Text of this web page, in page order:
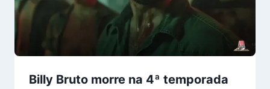
Billy Bruto morre na 4ª temporada